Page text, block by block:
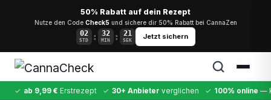
50% Rabatt auf dein Rezept
Nutze den Code Check5und sichere dir 50% Rabatt bei CannaZen
02
STD : 32
MIN : 21
SEK Jetzt sichern
✓ ab 9,99 € Erstrezept ✓ 30+ Anbieter verglichen ✓ 100% online —